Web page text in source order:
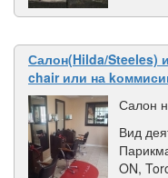
Салон(Hilda/Steeles)
chair или на
Салон
Вид
ON,